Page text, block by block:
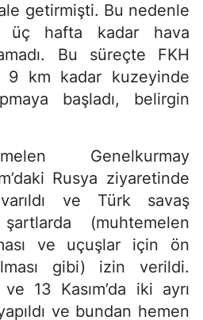
getirmişti. Bu nedenle
üç hafta kadar hava
Bu süreçte FKH
9 km kadar kuzeyinde
başladı, belirgin
Genelkurmay
Rusya ziyaretinde
ve Türk savaş
(muhtemelen
ve uçuşlar için ön
gibi) izin verildi.
13 Kasım’da iki ayrı
ve bundan hemen